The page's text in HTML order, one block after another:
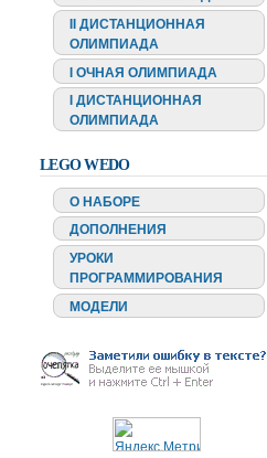
II ДИСТАНЦИОННАЯ
ОЛИМПИАДА
I ОЧНАЯ ОЛИМПИАДА
I ДИСТАНЦИОННАЯ
ОЛИМПИАДА
LEGO WEDO
О НАБОРЕ
ДОПОЛНЕНИЯ
УРОКИ
ПРОГРАММИРОВАНИЯ
МОДЕЛИ